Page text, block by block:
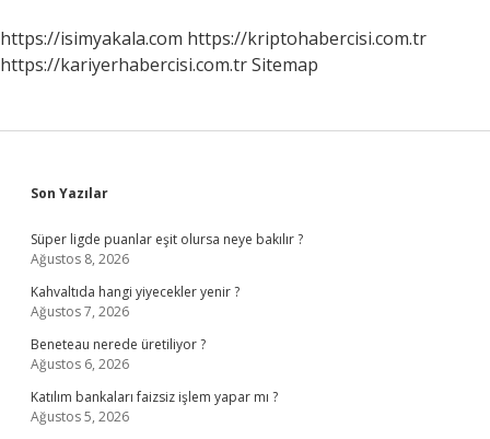
https://isimyakala.com https://kriptohabercisi.com.tr
https://kariyerhabercisi.com.trSitemap
Sidebar
Son Yazılar
Süper ligde puanlar eşit olursa neye bakılır ?
Ağustos 8, 2026
Kahvaltıda hangi yiyecekler yenir ?
Ağustos 7, 2026
Beneteau nerede üretiliyor ?
Ağustos 6, 2026
Katılım bankaları faizsiz işlem yapar mı ?
Ağustos 5, 2026